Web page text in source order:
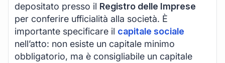
depositato presso il Registro delle Imprese
per conferire ufficialità alla società. È
importante specificare il capitale sociale
nell’atto: non esiste un capitale minimo
obbligatorio, ma è consigliabile un capitale